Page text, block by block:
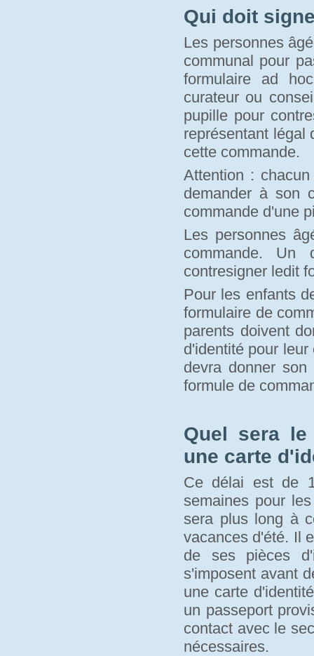
Qui doit
Les personnes
communal pour
formulaire ad
curateur ou
pupille pour
représentant légal
cette commande.
Attention :
demander à son
commande d'une
Les personnes
commande. Un
contresigner ledit
Pour les enfants
formulaire de
parents doivent
d'identité pour
devra donner
formule de
Quel sera
une carte
Ce délai est de
semaines pour
sera plus long à
vacances d'été. Il
de ses pièces
s'imposent avant
une carte
un passeport
contact avec le
nécessaires.